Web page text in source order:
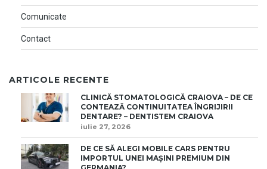
Comunicate
Contact
ARTICOLE RECENTE
CLINICĂ STOMATOLOGICĂ CRAIOVA – DE CE
CONTEAZĂ CONTINUITATEA ÎNGRIJIRII
DENTARE? – DENTISTEM CRAIOVA
iulie 27, 2026
DE CE SĂ ALEGI MOBILE CARS PENTRU
IMPORTUL UNEI MAȘINI PREMIUM DIN